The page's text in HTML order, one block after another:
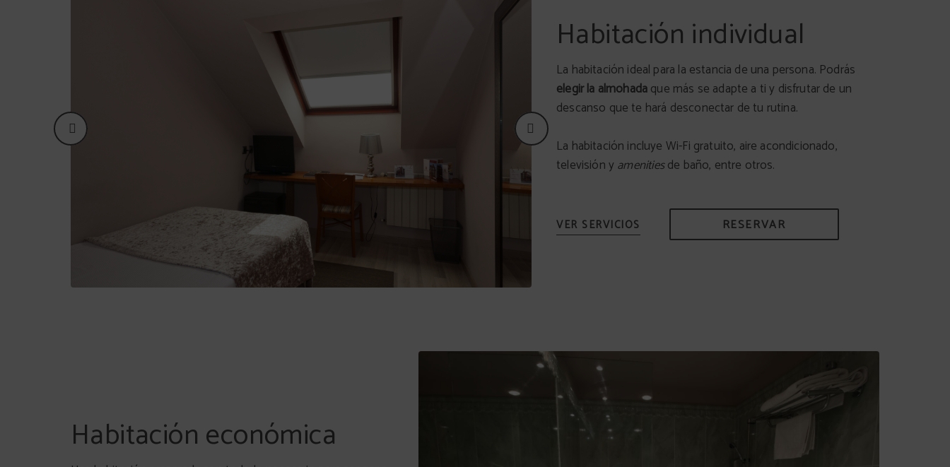
Habitación individual
La habitación ideal para la estancia de una persona. Podrás
elegir la almohadaque más se adapte a ti y disfrutar de un
descanso que te hará desconectar de tu rutina.
La habitación incluye Wi-Fi gratuito, aire acondicionado,
televisión y amenitiesde baño, entre otros.
RESERVAR
Habitación económica